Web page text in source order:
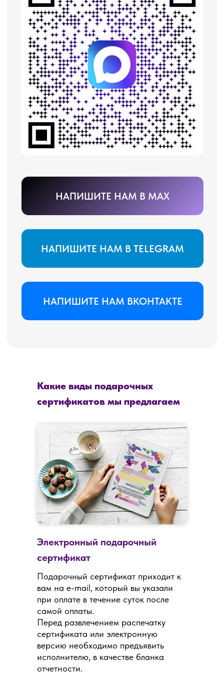
Какие виды подарочных
сертификатов мы предлагаем
Электронный подарочный
сертификат
Подарочный сертификат приходит к
вам на e-mail, который вы указали
при оплате в течение суток после
самой оплаты.
Перед развлечением распечатку
сертификата или электронную
версию необходимо предъявить
исполнителю, в качестве бланка
отчетности.